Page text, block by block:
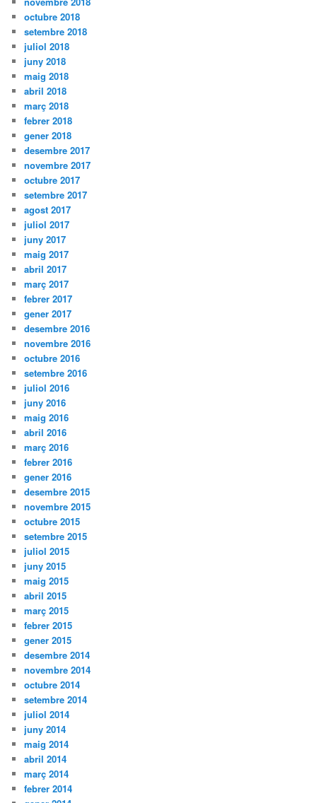
octubre 2018
setembre 2018
juliol 2018
juny 2018
maig 2018
abril 2018
març 2018
febrer 2018
gener 2018
desembre 2017
novembre 2017
octubre 2017
setembre 2017
agost 2017
juliol 2017
juny 2017
maig 2017
abril 2017
març 2017
febrer 2017
gener 2017
desembre 2016
novembre 2016
octubre 2016
setembre 2016
juliol 2016
juny 2016
maig 2016
abril 2016
març 2016
febrer 2016
gener 2016
desembre 2015
novembre 2015
octubre 2015
setembre 2015
juliol 2015
juny 2015
maig 2015
abril 2015
març 2015
febrer 2015
gener 2015
desembre 2014
novembre 2014
octubre 2014
setembre 2014
juliol 2014
juny 2014
maig 2014
abril 2014
març 2014
febrer 2014